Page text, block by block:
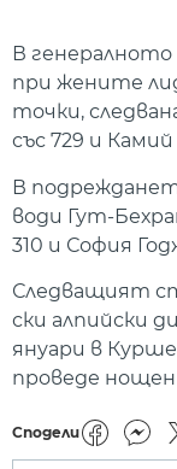
В генералното
при жените
точки,
със 729 и
В
води Гут-
310 и София
Следващият
ски алпийски
януари в
проведе нощен
Сподели